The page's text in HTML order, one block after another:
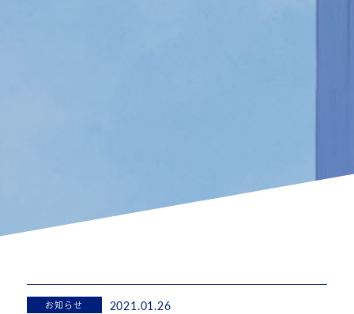
2021.01.26
お知らせ